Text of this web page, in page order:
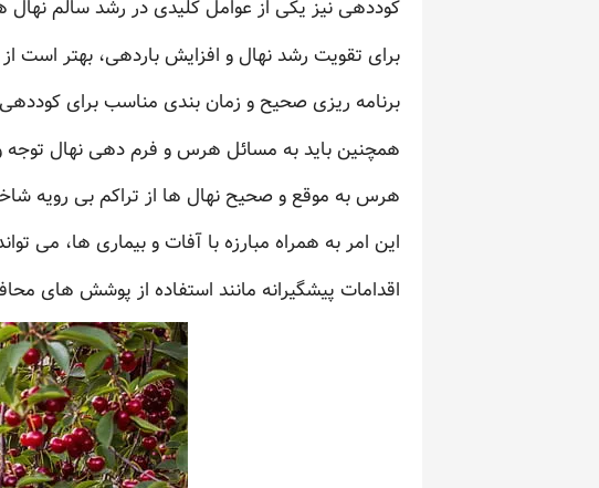
کوددهی نیز یکی از عوامل کلیدی در رشد سالم
برای تقویت رشد نهال و افزایش باردهی، بهتر است
برنامه ریزی صحیح و زمان بندی مناسب برای
همچنین باید به مسائل هرس و فرم دهی نهال توجه
هرس به موقع و صحیح نهال ها از تراکم بی رویه
این امر به همراه مبارزه با آفات و بیماری ها، می
اقدامات پیشگیرانه مانند استفاده از پوشش های